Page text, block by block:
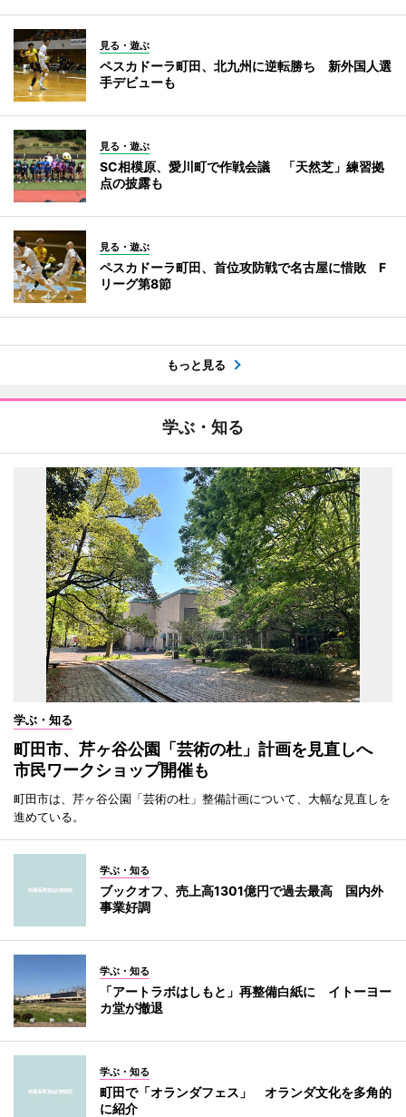
見る・遊ぶ
ペスカドーラ町田、北九州に逆転勝ち 新外国人選
手デビューも
見る・遊ぶ
SC相模原、愛川町で作戦会議 「天然芝」練習拠
点の披露も
見る・遊ぶ
ペスカドーラ町田、首位攻防戦で名古屋に惜敗 F
リーグ第8節
もっと見る
学ぶ・知る
学ぶ・知る
町田市、芹ヶ谷公園「芸術の杜」計画を見直しへ
市民ワークショップ開催も
町田市は、芹ヶ谷公園「芸術の杜」整備計画について、大幅な見直しを
進めている。
学ぶ・知る
ブックオフ、売上高1301億円で過去最高 国内外
事業好調
学ぶ・知る
「アートラボはしもと」再整備白紙に イトーヨー
カ堂が撤退
学ぶ・知る
町田で「オランダフェス」 オランダ文化を多角的
に紹介